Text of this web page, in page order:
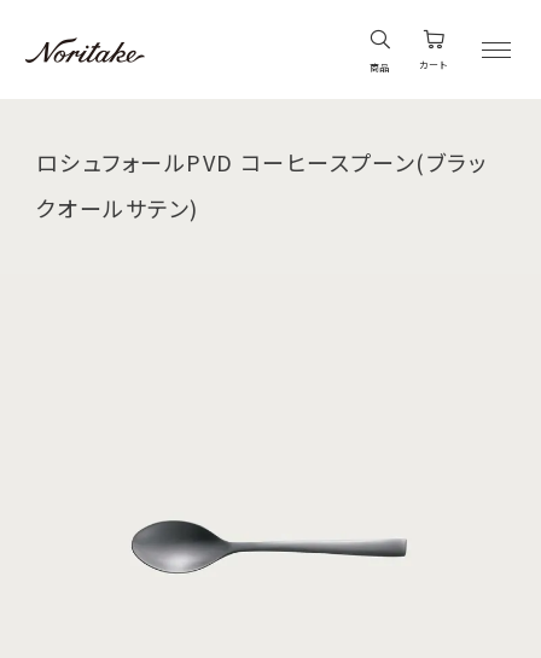
商品 カート
ロシュフォールPVD コーヒースプーン(ブラッ
クオールサテン)